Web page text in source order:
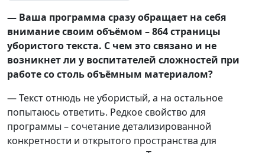
— Ваша программа сразу обращает на себя
внимание своим объёмом – 864 страницы
убористого текста. С чем это связано и не
возникнет ли у воспитателей сложностей при
работе со столь объёмным материалом?
— Текст отнюдь не убористый, а на остальное
попытаюсь ответить. Редкое свойство для
программы – сочетание детализированной
конкретности и открытого пространства для